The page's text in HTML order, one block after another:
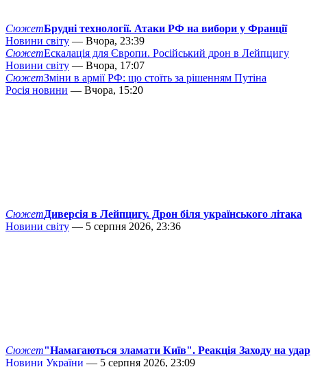
СюжетБрудні технології. Атаки РФ на вибори у Франції
Новини світу — Вчора, 23:39
СюжетЕскалація для Європи. Російський дрон в Лейпцигу
Новини світу — Вчора, 17:07
СюжетЗміни в армії РФ: що стоїть за рішенням Путіна
Росія новини — Вчора, 15:20
СюжетДиверсія в Лейпцигу. Дрон біля українського літака
Новини світу — 5 серпня 2026, 23:36
Сюжет"Намагаються зламати Київ". Реакція Заходу на удар
Новини України — 5 серпня 2026, 23:09